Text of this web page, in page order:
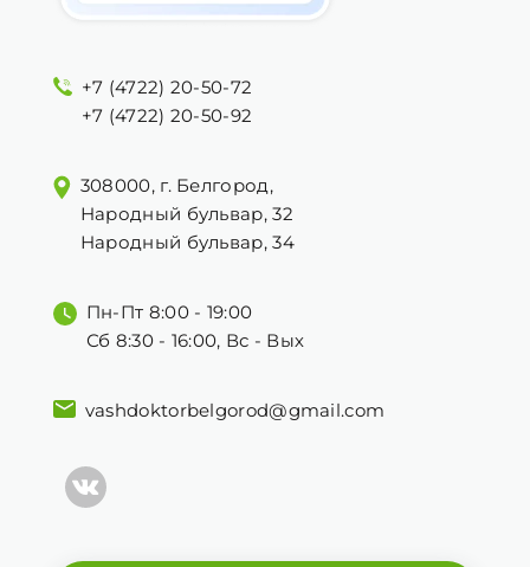
+7 (4722) 20-50-72
+7 (4722) 20-50-92
308000, г. Белгород,
Народный бульвар, 32
Народный бульвар, 34
Пн-Пт 8:00 - 19:00
Сб 8:30 - 16:00, Вс - Вых
vashdoktorbelgorod@gmail.com